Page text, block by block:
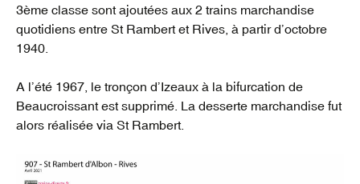
3ème classe sont ajoutées aux 2 trains marchandise
quotidiens entre St Rambert et Rives, à partir d’octobre
1940.
A l’été 1967, le tronçon d’Izeaux à la bifurcation de
Beaucroissant est supprimé. La desserte marchandise fut
alors réalisée via St Rambert.